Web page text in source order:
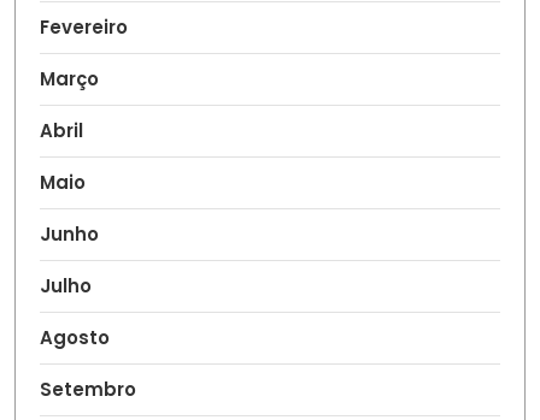
Fevereiro
Março
Abril
Maio
Junho
Julho
Agosto
Setembro